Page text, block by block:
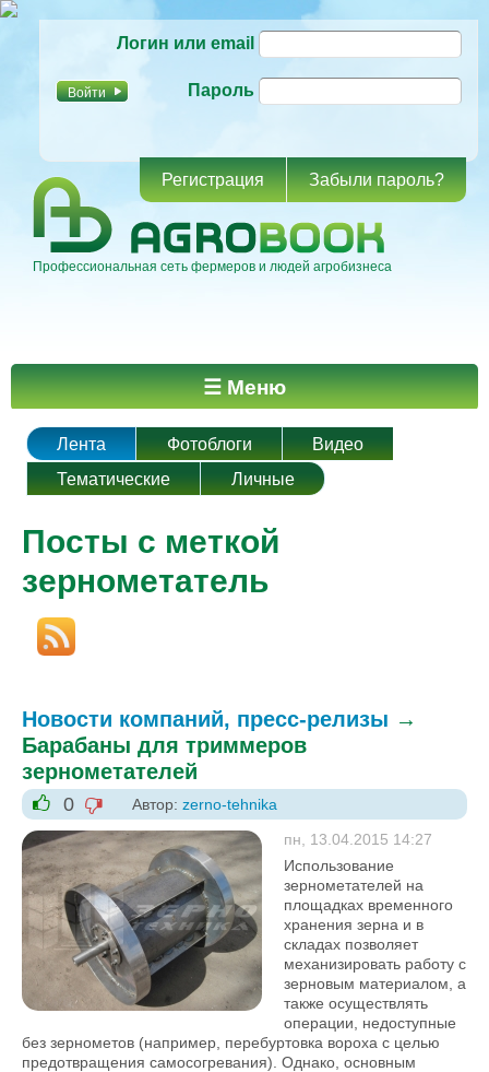
основному
Логин или email
Пароль
Регистрация Забыли пароль?
Профессиональная сеть фермеров и людей агробизнеса
Главное меню ☰ Меню
Лента Фотоблоги
Видео
Тематические
Личные
Посты с меткой
зернометатель
Новости компаний, пресс-релизы →
Барабаны для триммеров
зернометателей
+1
0
-1
Автор: zerno-tehnika
пн, 13.04.2015 14:27
Использование
зернометателей на
площадках временного
хранения зерна и в
складах позволяет
механизировать работу с
зерновым материалом, а
также осуществлять
операции, недоступные
без зернометов (например, перебуртовка вороха с целью
предотвращения самосогревания). Однако, основным